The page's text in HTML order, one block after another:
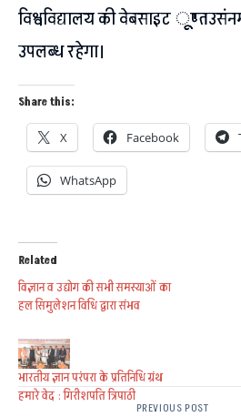
विश्वविद्यालय की वेबसाइट
उपलब्ध रहेगा।
Share this:
X Facebook
WhatsApp
Related
विज्ञान व उद्योग की सभी समस्याओं का
हल सिमुलेशन विधि द्वारा संभव
भारतीय ज्ञान परंपरा के प्रतिनिधि ग्रंथ
हमारे वेद : गिरीशपति त्रिपाठी
PREVIOUS POST